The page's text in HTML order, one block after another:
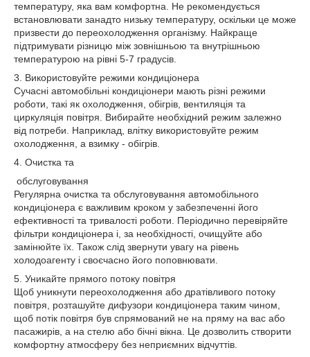
температуру, яка вам комфортна. Не рекомендується
встановлювати занадто низьку температуру, оскільки це може
призвести до переохолодження організму. Найкраще
підтримувати різницю між зовнішньою та внутрішньою
температурою на рівні 5-7 градусів.
3. Використовуйте режими кондиціонера
Сучасні автомобільні кондиціонери мають різні режими
роботи, такі як охолодження, обігрів, вентиляція та
циркуляція повітря. Вибирайте необхідний режим залежно
від потреби. Наприклад, влітку використовуйте режим
охолодження, а взимку - обігрів.
4. Очистка та
обслуговування
Регулярна очистка та обслуговування автомобільного
кондиціонера є важливим кроком у забезпеченні його
ефективності та тривалості роботи. Періодично перевіряйте
фільтри кондиціонера і, за необхідності, очищуйте або
замінюйте їх. Також слід звернути увагу на рівень
холодоагенту і своєчасно його поповнювати.
5. Уникайте прямого потоку повітря
Щоб уникнути переохолодження або дратівливого потоку
повітря, розташуйте дифузори кондиціонера таким чином,
щоб потік повітря був спрямований не на пряму на вас або
пасажирів, а на стелю або бічні вікна. Це дозволить створити
комфортну атмосферу без неприємних відчуттів.